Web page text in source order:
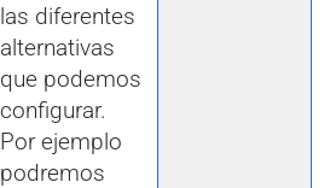
las diferentes
alternativas
que podemos
configurar.
Por ejemplo
podremos